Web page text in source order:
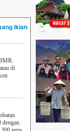
iklan
di